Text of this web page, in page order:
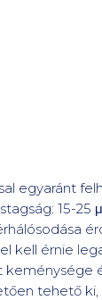
egyaránt
15-25
kell érnie
tehető